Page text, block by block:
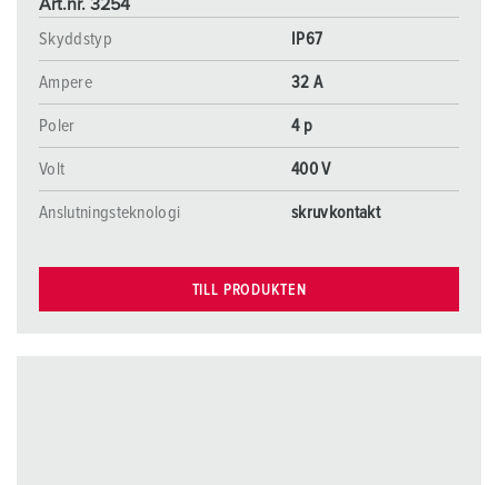
Art.nr. 3254
Skyddstyp
IP67
Ampere 32 A
Poler 4 p
Volt 400 V
Anslutningsteknologi skruvkontakt
TILL PRODUKTEN